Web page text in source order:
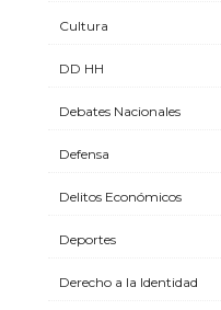
Cultura
DD HH
Debates Nacionales
Defensa
Delitos Económicos
Deportes
Derecho a la Identidad